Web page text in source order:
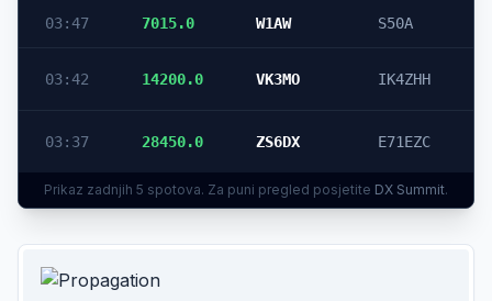
03:47 7015.0 W1AW S50A
03:42 14200.0 VK3MO IK4ZHH
03:37 28450.0 ZS6DX E71EZC
Prikaz zadnjih 5 spotova. Za puni pregled posjetite DX Summit.